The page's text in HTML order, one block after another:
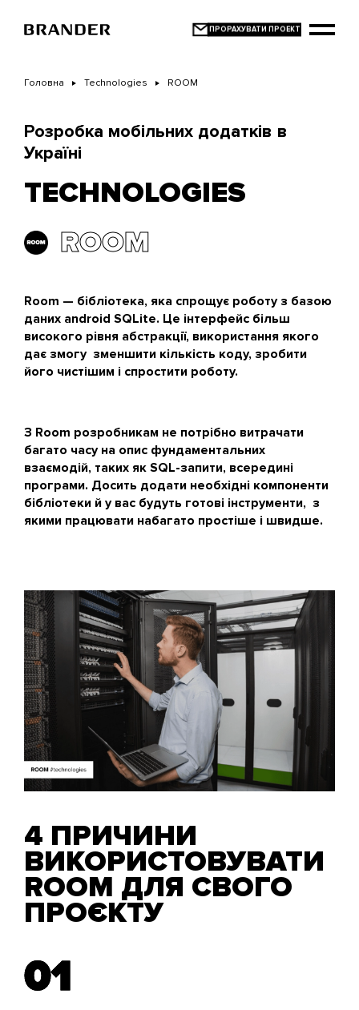
основного
Головна Technologies ROOM
Розробка мобільних додатків в
Україні
TECHNOLOGIES
ROOM
Room — бібліотека, яка спрощує роботу з базою
даних android SQLite. Це інтерфейс більш
високого рівня абстракції, використання якого
дає змогу зменшити кількість коду, зробити
його чистішим і спростити роботу.
З Room розробникам не потрібно витрачати
багато часу на опис фундаментальних
взаємодій, таких як SQL-запити, всередині
програми. Досить додати необхідні компоненти
бібліотеки й у вас будуть готові інструменти, з
якими працювати набагато простіше і швидше.
4 ПРИЧИНИ
ВИКОРИСТОВУВАТИ
ROOM ДЛЯ СВОГО
ПРОЄКТУ
01
01